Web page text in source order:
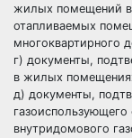
жилых помещений
отапливаемых
многоквартирного
г) документы,
в жилых
д) документы,
внутридомового